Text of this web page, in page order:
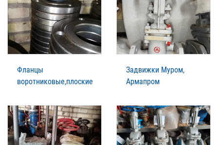
Фланцы
воротниковые,плоские
Задвижки Муром,
Армапром